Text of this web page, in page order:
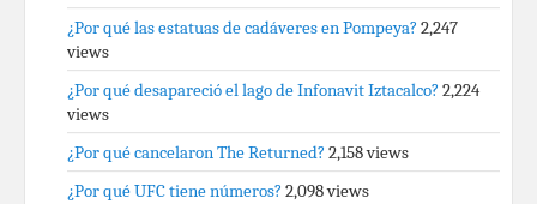
¿Por qué las estatuas de cadáveres en Pompeya? 2,247
views
¿Por qué desapareció el lago de Infonavit Iztacalco? 2,224
views
¿Por qué cancelaron The Returned? 2,158 views
¿Por qué UFC tiene números? 2,098 views